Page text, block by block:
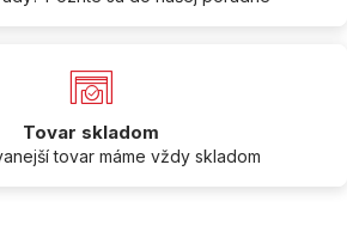
Tovar skladom
tovar máme vždy skladom